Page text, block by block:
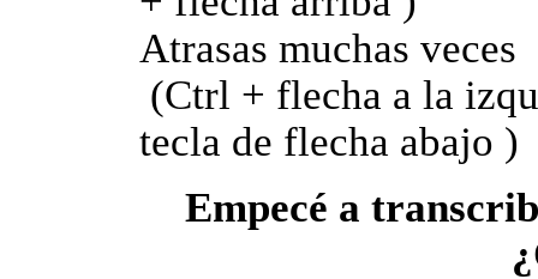
Atrasas muchas veces
(Ctrl + flecha a la
tecla de flecha abajo )
Empecé a